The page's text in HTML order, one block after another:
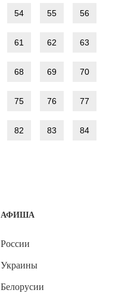
54 55 56
61 62 63
68 69 70
75 76 77
82 83 84
АФИША
России
Украины
Белорусии